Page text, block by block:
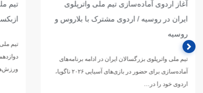
آغاز اردوی آماده‌سازی تیم ملی واترپلوی
ایران در روسیه / اردوی مشترک با بلاروس و
روسیه
تیم ملی واترپلوی بزرگسالان ایران در ادامه برنامه‌های
آماده‌سازی برای حضور در بازی‌های آسیایی ۲۰۲۶ ناگویا،
اردوی خود را در…
تیم
تیم ملی